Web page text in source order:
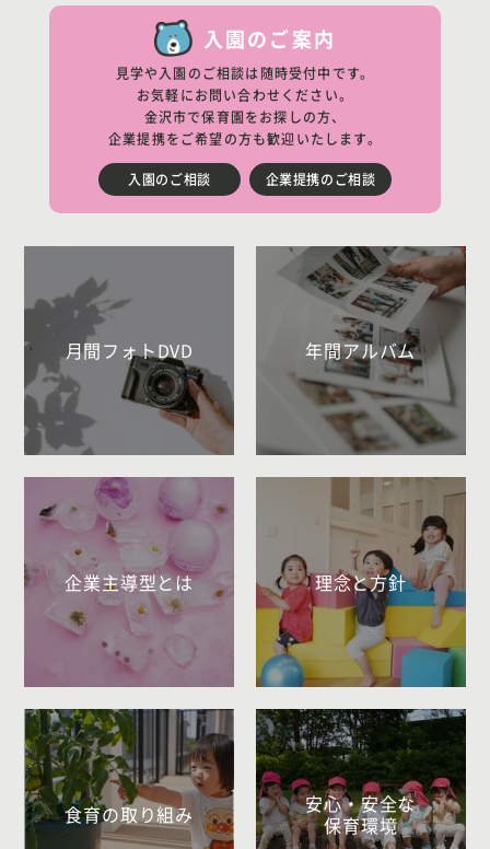
入園のご案内
見学や入園のご相談は随時受付中です。
お気軽にお問い合わせください。
金沢市で保育園をお探しの方、
企業提携をご希望の方も歓迎いたします。
入園のご相談 企業提携のご相談
月間フォトDVD 年間アルバム
企業主導型とは 理念と方針
食育の取り組み
安心・安全な
保育環境